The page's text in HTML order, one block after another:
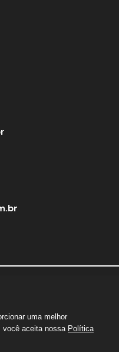
reservados
uma melhor
você aceita nossa Política